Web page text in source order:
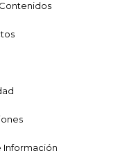
Información